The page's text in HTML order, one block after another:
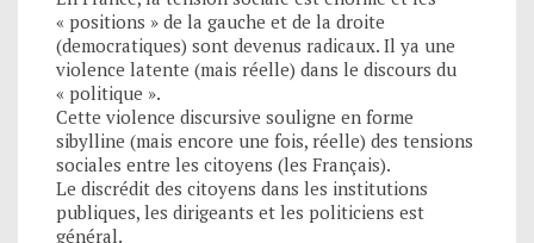
« positions » de la gauche et de la droite
(democratiques) sont devenus radicaux. Il ya une
violence latente (mais réelle) dans le discours du
« politique ».
Cette violence discursive souligne en forme
sibylline (mais encore une fois, réelle) des tensions
sociales entre les citoyens (les Français).
Le discrédit des citoyens dans les institutions
publiques, les dirigeants et les politiciens est
général.